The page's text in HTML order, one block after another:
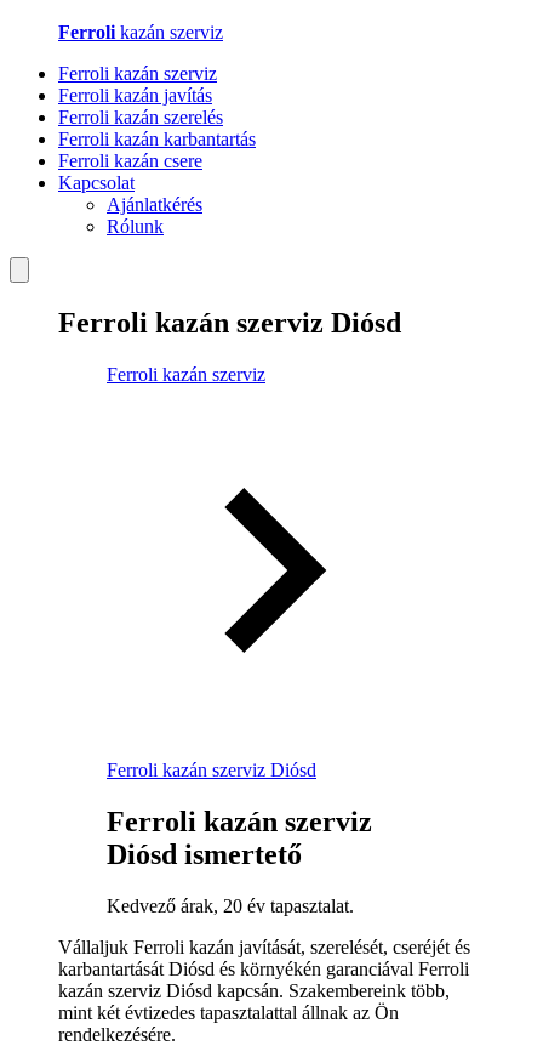
Ferroli kazán szerviz
Ferroli kazán szerviz
Ferroli kazán javítás
Ferroli kazán szerelés
Ferroli kazán karbantartás
Ferroli kazán csere
Kapcsolat
Ajánlatkérés
Rólunk
Ferroli kazán szerviz Diósd
Ferroli kazán szerviz
Ferroli kazán szerviz Diósd
Ferroli kazán szerviz
Diósd ismertető
Kedvező árak, 20 év tapasztalat.
Vállaljuk Ferroli kazán javítását, szerelését, cseréjét és
karbantartását Diósd és környékén garanciával Ferroli
kazán szerviz Diósd kapcsán. Szakembereink több,
mint két évtizedes tapasztalattal állnak az Ön
rendelkezésére.